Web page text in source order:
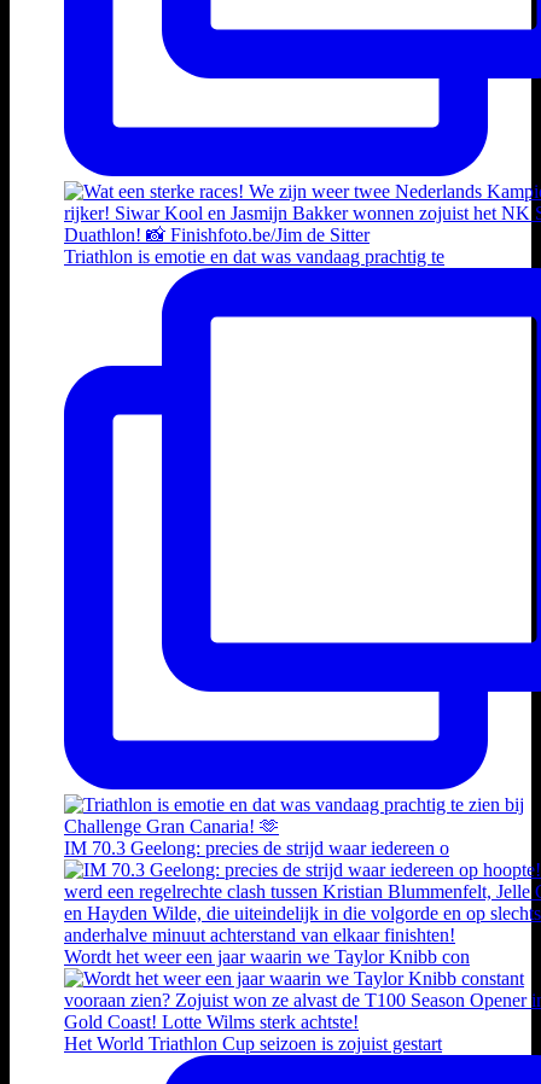
Triathlon is emotie en dat was vandaag prachtig te
IM 70.3 Geelong: precies de strijd waar iedereen o
Wordt het weer een jaar waarin we Taylor Knibb con
Het World Triathlon Cup seizoen is zojuist gestart